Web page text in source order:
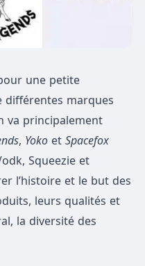
une petite
différentes marques
va principalement
, Yoko et Spacefox
Squeezie et
l’histoire et le but des
leurs qualités et
la diversité des